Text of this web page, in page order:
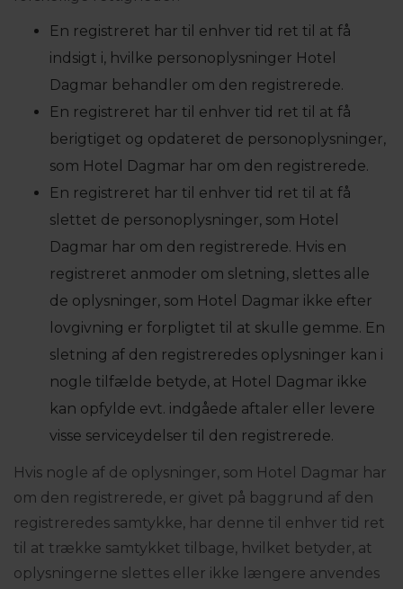
En registreret har til enhver tid ret til at få
indsigt i, hvilke personoplysninger Hotel
Dagmar behandler om den registrerede.
En registreret har til enhver tid ret til at få
berigtiget og opdateret de personoplysninger,
som Hotel Dagmar har om den registrerede.
En registreret har til enhver tid ret til at få
slettet de personoplysninger, som Hotel
Dagmar har om den registrerede. Hvis en
registreret anmoder om sletning, slettes alle
de oplysninger, som Hotel Dagmar ikke efter
lovgivning er forpligtet til at skulle gemme. En
sletning af den registreredes oplysninger kan i
nogle tilfælde betyde, at Hotel Dagmar ikke
kan opfylde evt. indgåede aftaler eller levere
visse serviceydelser til den registrerede.
Hvis nogle af de oplysninger, som Hotel Dagmar har
om den registrerede, er givet på baggrund af den
registreredes samtykke, har denne til enhver tid ret
til at trække samtykket tilbage, hvilket betyder, at
oplysningerne slettes eller ikke længere anvendes